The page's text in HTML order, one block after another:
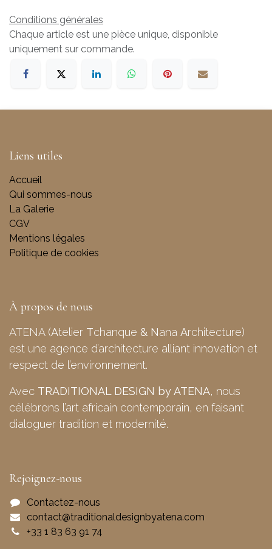
Conditions générales
Chaque article est une pièce unique, disponible
uniquement sur commande.
Liens utiles
Accueil
Qui sommes-nous
La Galerie
CGV
Mentions légales
Politique de cookies
À propos de nous
ATENA (Atelier Tchanque & Nana Architecture)
est une agence d’architecture alliant innovation et
respect de l’environnement.
Avec TRADITIONAL DESIGN by ATENA, nous
célébrons l’art africain contemporain, en faisant
dialoguer tradition et modernité.
Rejoignez-nous
Contactez-nous
contact@traditionaldesignbyatena.com
+33 1 83 63 91 74